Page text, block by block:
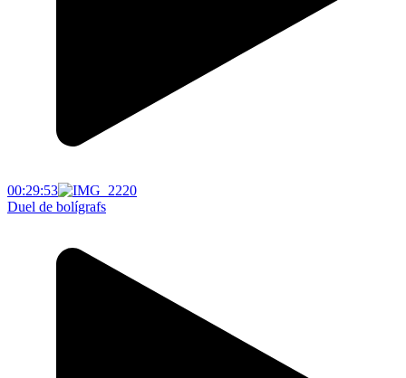
00:29:53
Duel de bolígrafs